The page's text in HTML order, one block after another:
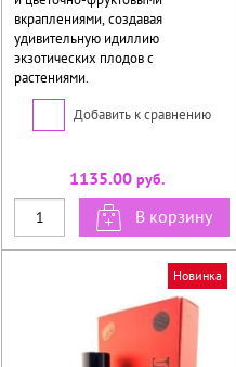
вкраплениями, создавая
удивительную идиллию
экзотических плодов с
растениями.
Добавить к сравнению
1135.00руб.
В корзину
Новинка